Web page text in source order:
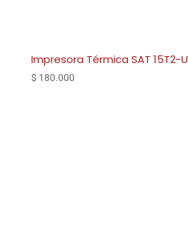
Impresora Térmica SAT 15T2-U
$ 180.000